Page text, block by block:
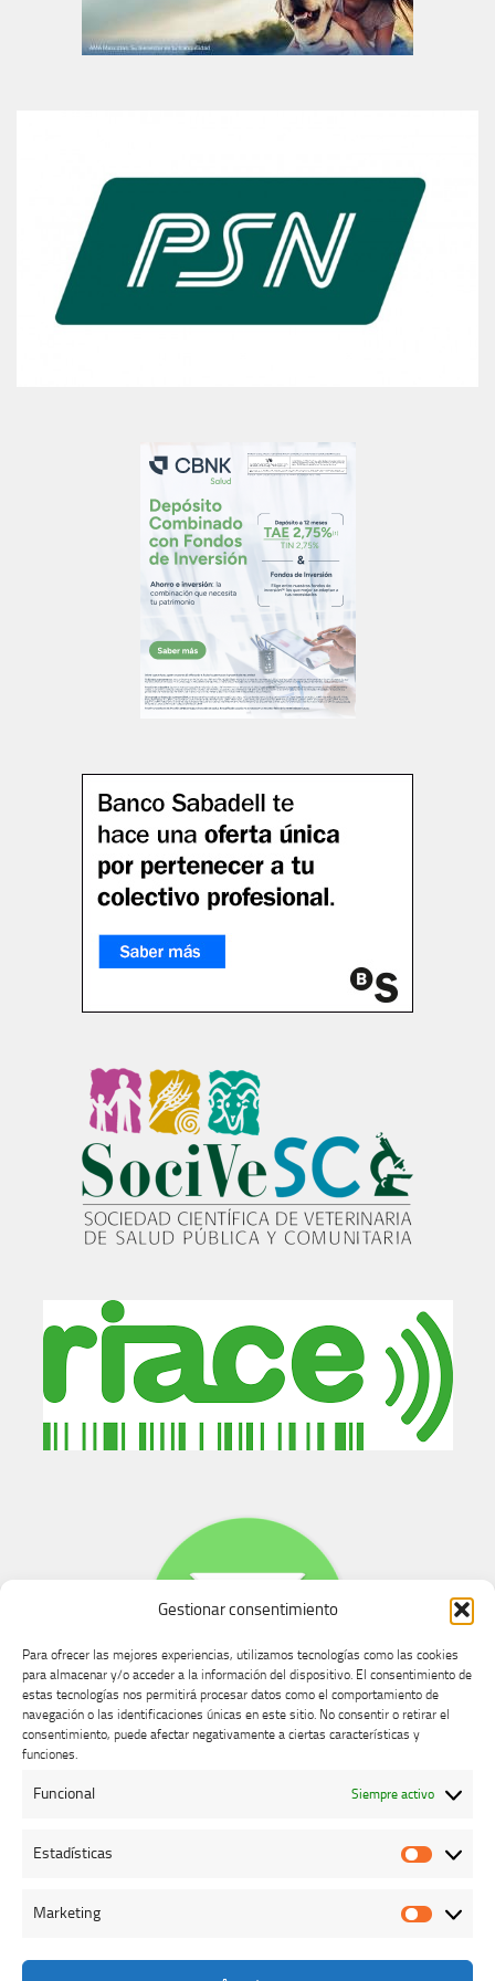
Gestionar consentimiento
Para ofrecer las mejores experiencias, utilizamos tecnologías como las cookies
para almacenar y/o acceder a la información del dispositivo. El consentimiento de
estas tecnologías nos permitirá procesar datos como el comportamiento de
navegación o las identificaciones únicas en este sitio. No consentir o retirar el
consentimiento, puede afectar negativamente a ciertas características y
funciones.
Funcional Siempre activo
Estadísticas
Marketing
Buzón de dudas, quejas y sugerencias